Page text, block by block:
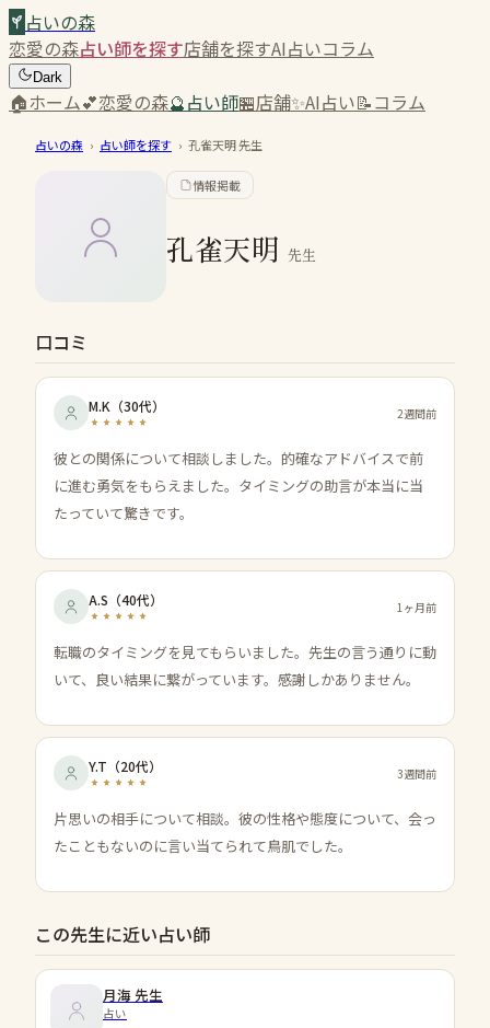
占いの森
恋愛の森占い師を探す店舗を探すAI占いコラム
Dark
🏠ホーム💕恋愛の森🔮占い師🏪店舗✨AI占い📝コラム
占いの森 › 占い師を探す › 孔雀天明先生
情報掲載
孔雀天明 先生
口コミ
M.K （30代） 2週間前
彼との関係について相談しました。的確なアドバイスで前
に進む勇気をもらえました。タイミングの助言が本当に当
たっていて驚きです。
A.S （40代） 1ヶ月前
転職のタイミングを見てもらいました。先生の言う通りに動
いて、良い結果に繋がっています。感謝しかありません。
Y.T （20代） 3週間前
片思いの相手について相談。彼の性格や態度について、会っ
たこともないのに言い当てられて鳥肌でした。
この先生に近い占い師
月海 先生
占い